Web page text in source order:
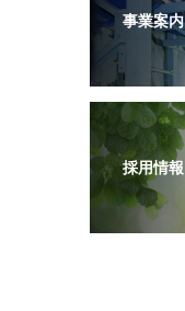
事業案内
採用情報